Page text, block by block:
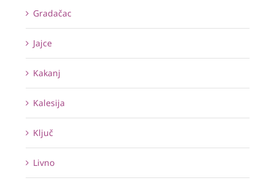
Gradačac
Jajce
Kakanj
Kalesija
Ključ
Livno